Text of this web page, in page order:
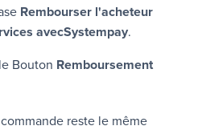
Rembourser l'acheteur
avecSystempay.
Bouton Remboursement
reste le même